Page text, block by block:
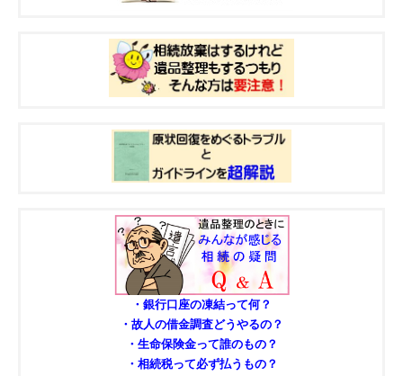
・銀行口座の凍結って何？
・故人の借金調査どうやるの？
・生命保険金って誰のもの？
・相続税って必ず払うもの？